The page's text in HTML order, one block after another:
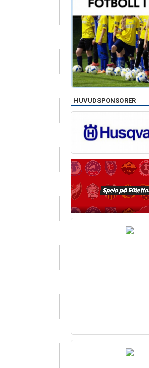
HUVUDSPONSORER